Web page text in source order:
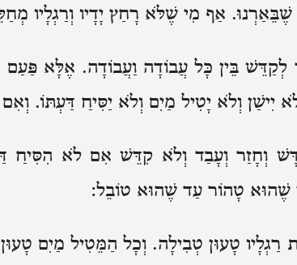
אַף מִי שֶׁלֹּא רָחַץ יָדָיו וְרַגְלָיו
לְקַדֵּשׁ בֵּין כָּל עֲבוֹדָה וַעֲבוֹדָה. אֶלָּא
יִישַׁן וְלֹא יָטִיל מַיִם וְלֹא יַסִּיחַ דַּעְתּוֹ.
וְחָזַר וְעָבַד וְלֹא קִדֵּשׁ אִם לֹא הִסִּיחַ
שֶׁהוּא טָהוֹר עַד שֶׁהוּא טוֹבֵל:
טָעוּן טְבִילָה. וְכָל הַמֵּטִיל מַיִם